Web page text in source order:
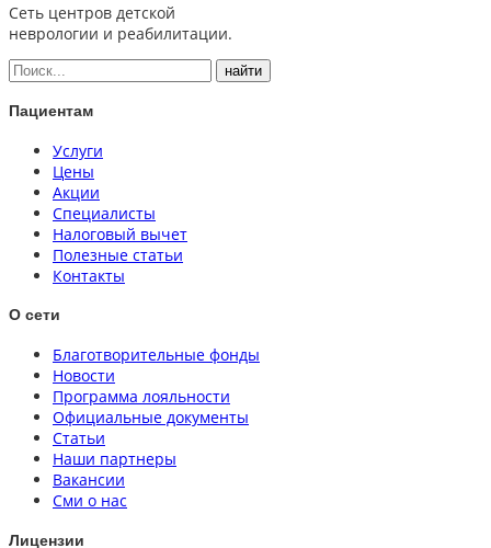
Сеть центров детской
неврологии и реабилитации.
Пациентам
Услуги
Цены
Акции
Специалисты
Налоговый вычет
Полезные статьи
Контакты
О сети
Благотворительные фонды
Новости
Программа лояльности
Официальные документы
Статьи
Наши партнеры
Вакансии
Сми о нас
Лицензии